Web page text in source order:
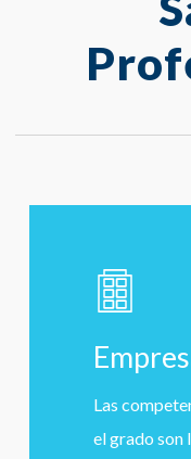
Las
el grado son